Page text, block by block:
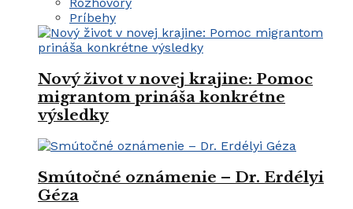
Príbehy
Nový život v novej krajine: Pomoc
migrantom prináša konkrétne
výsledky
Smútočné oznámenie – Dr. Erdélyi
Géza